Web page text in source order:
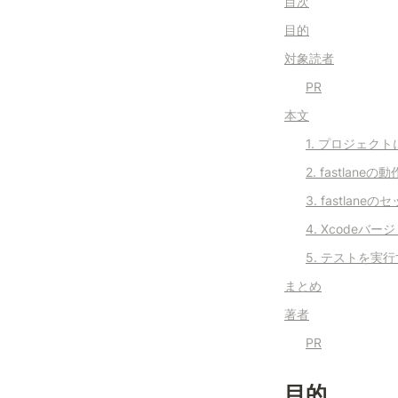
目的
対象読者
PR
本文
1. プロジェク
2. fastlaneの動
3. fastlaneのセ
4. Xcodeバー
5. テストを実
まとめ
著者
PR